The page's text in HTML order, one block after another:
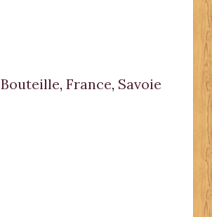
Bouteille, France, Savoie